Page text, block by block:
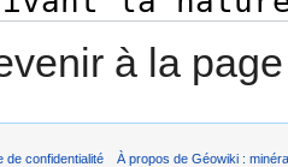
à la
de confidentialité À propos de Géowiki :